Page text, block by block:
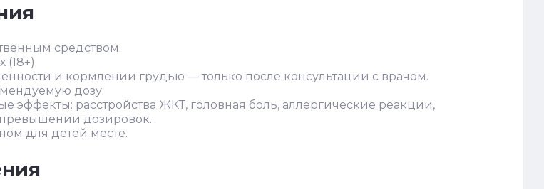
средством.
(18+).
и кормлении грудью — только после консультации с врачом.
дозу.
эффекты: расстройства ЖКТ, головная боль, аллергические реакции,
дозировок.
для детей месте.